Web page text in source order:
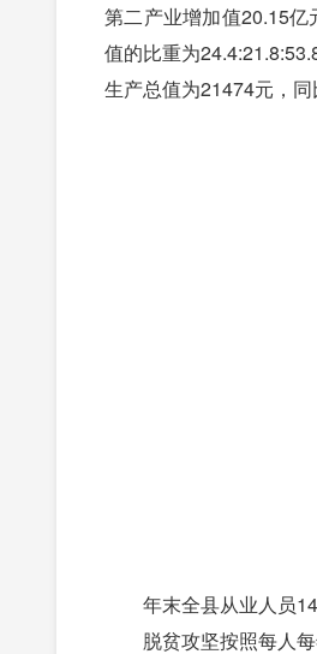
第二产业增加值20.15
值的比重为
生产总值为21474元，同
年末全县从业人员14
脱贫攻坚按照每人每